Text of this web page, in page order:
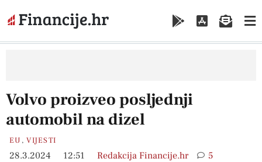
Volvo proizveo posljednji
automobil na dizel
EU ,VIJESTI
28.3.2024 12:51 Redakcija Financije.hr 5